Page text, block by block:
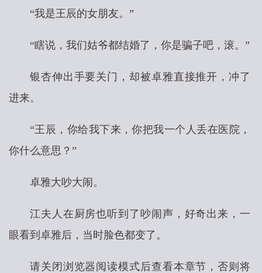
“我是王辰的女朋友。”
“瞎说，我们姑爷都结婚了，你是骗子吧，滚。”
银杏伸出手要关门，却被卓雅直接推开，冲了
进来。
“王辰，你给我下来，你把我一个人丢在医院，
你什么意思？”
卓雅大吵大闹。
江夫人在厨房也听到了吵闹声，好奇出来，一
眼看到卓雅后，当时脸色都变了。
请关闭浏览器阅读模式后查看本章节，否则将